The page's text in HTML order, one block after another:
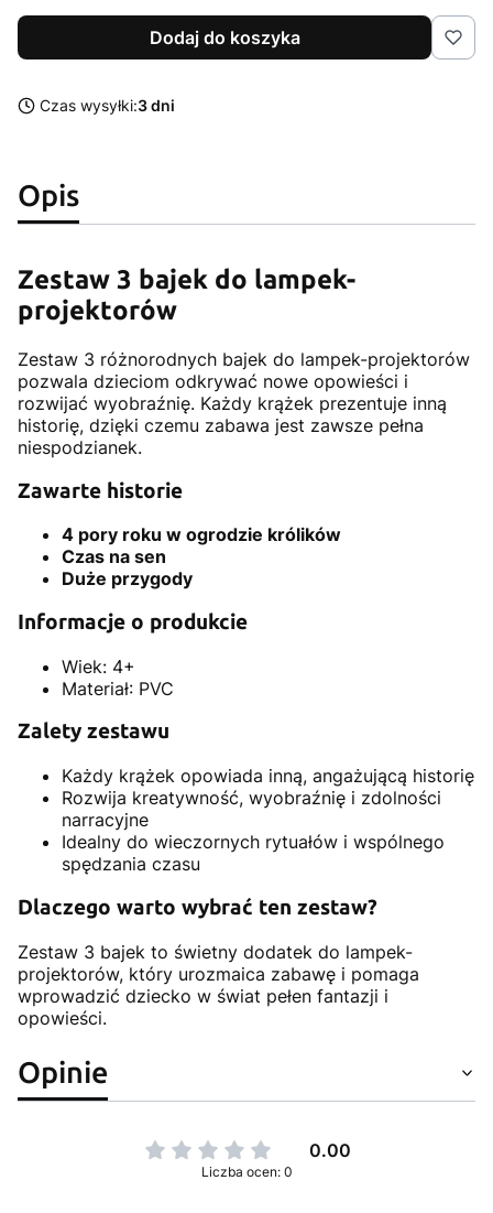
Dodaj do koszyka
Czas wysyłki:3 dni
Opis
Zestaw 3 bajek do lampek-
projektorów
Zestaw 3 różnorodnych bajek do lampek-projektorów
pozwala dzieciom odkrywać nowe opowieści i
rozwijać wyobraźnię. Każdy krążek prezentuje inną
historię, dzięki czemu zabawa jest zawsze pełna
niespodzianek.
Zawarte historie
4 pory roku w ogrodzie królików
Czas na sen
Duże przygody
Informacje o produkcie
Wiek: 4+
Materiał: PVC
Zalety zestawu
Każdy krążek opowiada inną, angażującą historię
Rozwija kreatywność, wyobraźnię i zdolności
narracyjne
Idealny do wieczornych rytuałów i wspólnego
spędzania czasu
Dlaczego warto wybrać ten zestaw?
Zestaw 3 bajek to świetny dodatek do lampek-
projektorów, który urozmaica zabawę i pomaga
wprowadzić dziecko w świat pełen fantazji i
opowieści.
Opinie
0.00
Liczba ocen: 0